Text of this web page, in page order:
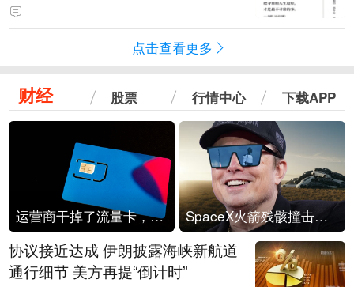
点击查看更多
财经 股票 行情中心 下载APP
运营商干掉了流量卡，他们真的玩不起了 SpaceX火箭残骸撞击月球
协议接近达成 伊朗披露海峡新航道
通行细节 美方再提“倒计时”